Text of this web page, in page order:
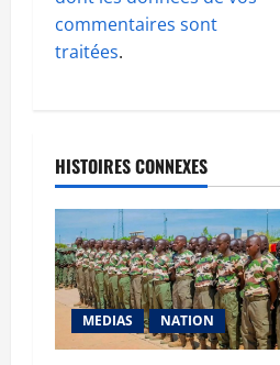
commentaires sont
traitées.
HISTOIRES CONNEXES
MEDIAS NATION